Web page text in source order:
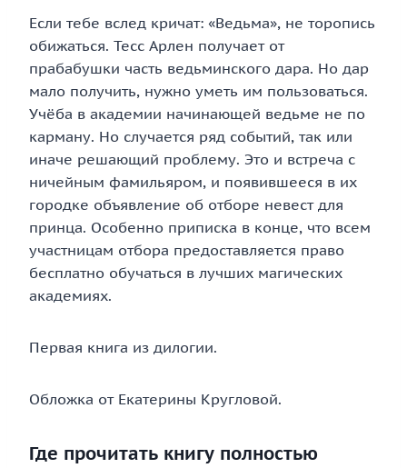
Если тебе вслед кричат: «Ведьма», не торопись
обижаться. Тесс Арлен получает от
прабабушки часть ведьминского дара. Но дар
мало получить, нужно уметь им пользоваться.
Учёба в академии начинающей ведьме не по
карману. Но случается ряд событий, так или
иначе решающий проблему. Это и встреча с
ничейным фамильяром, и появившееся в их
городке объявление об отборе невест для
принца. Особенно приписка в конце, что всем
участницам отбора предоставляется право
бесплатно обучаться в лучших магических
академиях.
Первая книга из дилогии.
Обложка от Екатерины Кругловой.
Где прочитать книгу полностью